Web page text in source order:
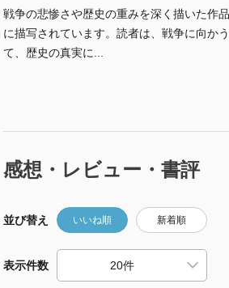
戦争の悲惨さや歴史の重みを深く描いた作
に描写されています。読者は、戦争に向か
て、歴史の真実に...
感想・レビュー・書評
並び替え いいね順 新着順
表示件数